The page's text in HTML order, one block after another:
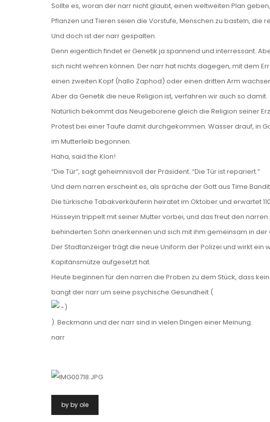
Sollte es, woran der narr nicht glaubt, einen weltweiten Plan
Pflanzen und Tieren seien die Vorstufe, Menschen zu basteln, die
Und doch ist der narr gespalten.
Denn eigentlich findet er Genetik ja spannend und interressant.
sich nicht wehren können. Der narr hat nichts dagegen, mit dem
einen zweiten Kopf (hallo Zaphod) oder einen dritten Arm
Aber da Genetik die neue Religion ist, verfahren wir auch so damit.
Natürlich bekommt das Neugeborene gleich die Religion seiner
Protest bei einer Taufe damit durchgekommen. Wasser drauf, in
im Mutterleib begonnen.
Haha, said the Klon!
“Die Tür”, sagt geheimnisvoll der Präsident. “Die Tür ist repariert.”
Und dem narren erscheint es, als spräche der Gott aus Time
Die türkische Tabakverkäuferin heiratet im Oktober und erwartet
Hüsseyin trippelt mit seiner Mutter vorbei, und das freut den
behinderten Sohn anerkennen und sich mit ihm gemeinsam in
Der Stadtanzeiger trägt die neue Uniform der Polizei und wirkt
Kapitänsmütze aufgesetzt hat.
Heute beginnen für den narren die Proben zu dem Stück, dass
bangt der narr um seine psychische Gesundheit (
). Beckmann und der narr sind in vielen Dingen einer Meinung.
narr
Beitragsnavigation
by by ole